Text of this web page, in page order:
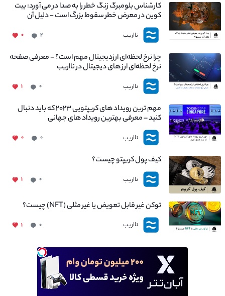
کارشناس بلومبرگ زنگ خطر را به صدا در می آورد: بیت
کوین در معرض خطر سقوط بزرگ است - دلیل آن
چیست؟
نااریب ۲ ۰
چرا نرخ لحظه‌ای ارزدیجیتال مهم است؟ - معرفی صفحه
نرخ لحظه‌ای ارز های دیجیتال در نااریب
نااریب ۰ ۱
مهم ترین رویداد های کریپتویی ۲۰۲۳ که باید دنبال
کنید – معرفی بهترین رویداد های جهانی
نااریب ۰ ۰
کیف پول کریپتو چیست؟
نااریب ۰ ۱
توکن غیر قابل تعویض یا غیر مثلی (NFT) چیست؟
نااریب ۰ ۱